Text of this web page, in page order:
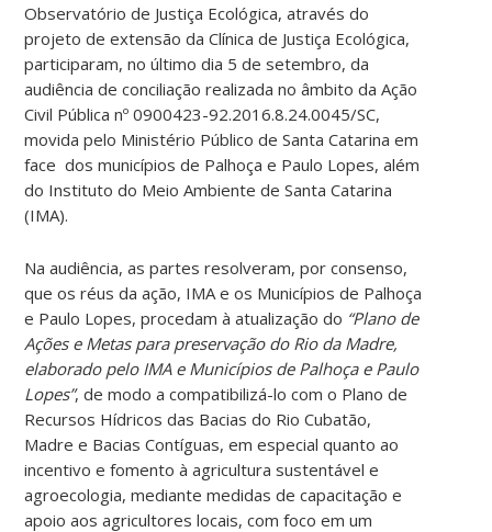
Observatório de Justiça Ecológica, através do
projeto de extensão da Clínica de Justiça Ecológica,
participaram, no último dia 5 de setembro, da
audiência de conciliação realizada no âmbito da Ação
Civil Pública nº 0900423-92.2016.8.24.0045/SC,
movida pelo Ministério Público de Santa Catarina em
face dos municípios de Palhoça e Paulo Lopes, além
do Instituto do Meio Ambiente de Santa Catarina
(IMA).
Na audiência, as partes resolveram, por consenso,
que os réus da ação, IMA e os Municípios de Palhoça
e Paulo Lopes, procedam à atualização do “Plano de
Ações e Metas para preservação do Rio da Madre,
elaborado pelo IMA e Municípios de Palhoça e Paulo
Lopes”, de modo a compatibilizá-lo com o Plano de
Recursos Hídricos das Bacias do Rio Cubatão,
Madre e Bacias Contíguas, em especial quanto ao
incentivo e fomento à agricultura sustentável e
agroecologia, mediante medidas de capacitação e
apoio aos agricultores locais, com foco em um